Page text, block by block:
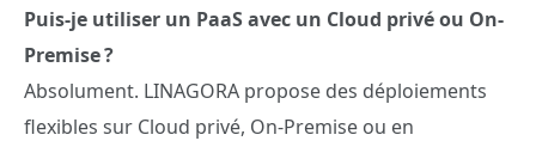
Puis-je utiliser un PaaS avec un Cloud privé ou On-
Premise ?
Absolument. LINAGORA propose des déploiements
flexibles sur Cloud privé, On-Premise ou en